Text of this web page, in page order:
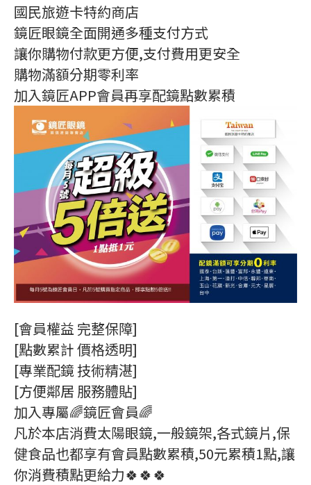
國民旅遊卡特約商店
鏡匠眼鏡全面開通多種支付方式
讓你購物付款更方便,支付費用更安全
購物滿額分期零利率
加入鏡匠APP會員再享配鏡點數累積
[會員權益 完整保障]
[點數累計 價格透明]
[專業配鏡 技術精湛]
[方便鄰居 服務體貼]
加入專屬🌈鏡匠會員🌈
凡於本店消費太陽眼鏡,一般鏡架,各式鏡片,保
健食品也都享有會員點數累積,50元累積1點,讓
你消費積點更給力🍀🍀🍀